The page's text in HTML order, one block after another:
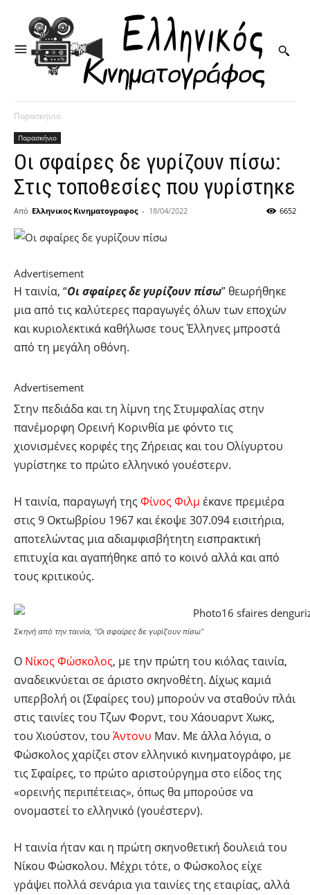
Παρασκήνιο
Παρασκήνιο
Οι σφαίρες δε γυρίζουν πίσω:
Στις τοποθεσίες που γυρίστηκε
Από Ελληνικος Κινηματογραφος - 18/04/2022 6652
Advertisement
Η ταινία, “Οι σφαίρες δε γυρίζουν πίσω” θεωρήθηκε
μια από τις καλύτερες παραγωγές όλων των εποχών
και κυριολεκτικά καθήλωσε τους Έλληνες μπροστά
από τη μεγάλη οθόνη.
Advertisement
Στην πεδιάδα και τη λίμνη της Στυμφαλίας στην
πανέμορφη Ορεινή Κορινθία με φόντο τις
χιονισμένες κορφές της Ζήρειας και του Ολίγυρτου
γυρίστηκε το πρώτο ελληνικό γουέστερν.
H ταινία, παραγωγή τηςΦίνος Φιλμ έκανε πρεμιέρα
στις 9 Οκτωβρίου 1967 και έκοψε 307.094 εισιτήρια,
αποτελώντας μια αδιαμφισβήτητη εισπρακτική
επιτυχία και αγαπήθηκε από το κοινό αλλά και από
τους κριτικούς.
Σκηνή από την ταινία, “Οι σφαίρες δε γυρίζουν πίσω”
Ο Νίκος Φώσκολος, με την πρώτη του κιόλας ταινία,
αναδεικνύεται σε άριστο σκηνοθέτη. Δίχως καμιά
υπερβολή οι (Σφαίρες του) μπορούν να σταθούν πλάι
στις ταινίες του Τζων Φορντ, του Χάουαρντ Χωκς,
του Χιούστον, του Άντονυ Μαν. Με άλλα λόγια, ο
Φώσκολος χαρίζει στον ελληνικό κινηματογράφο, με
τις Σφαίρες, το πρώτο αριστούργημα στο είδος της
«ορεινής περιπέτειας», όπως θα μπορούσε να
ονομαστεί το ελληνικό (γουέστερν).
Η ταινία ήταν και η πρώτη σκηνοθετική δουλειά του
Νίκου Φώσκολου. Μέχρι τότε, ο Φώσκολος είχε
γράψει πολλά σενάρια για ταινίες της εταιρίας, αλλά